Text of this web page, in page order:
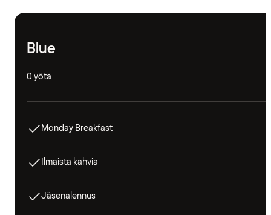
Blue
0 yötä
Monday Breakfast
Ilmaista kahvia
Jäsenalennus